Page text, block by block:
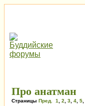
Про анатман
Страницы Пред. 1 2 3 4 5